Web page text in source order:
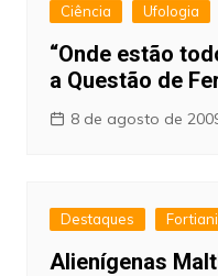
Ciência Ufologia
“Onde estão
a Questão de
8 de agosto de
Destaques
Alienígenas